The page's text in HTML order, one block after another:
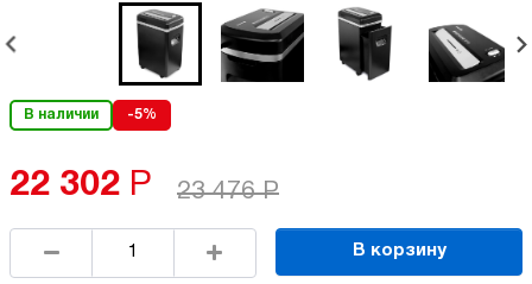
В наличии -5%
22 302 Р 23 476 Р
В корзину